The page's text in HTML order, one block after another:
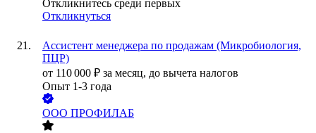
Откликнитесь среди первых
Откликнуться
Ассистент менеджера по продажам (Микробиология,
ПЦР)
от 110 000 ₽ за месяц, до вычета налогов
Опыт 1-3 года
ООО ПРОФИЛАБ